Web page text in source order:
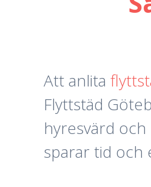
Att anlita
Flyttstäd
hyresvärd
sparar tid och